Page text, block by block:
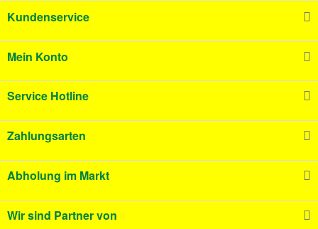
Kundenservice
Mein Konto
Service Hotline
Zahlungsarten
Abholung im Markt
Wir sind Partner von